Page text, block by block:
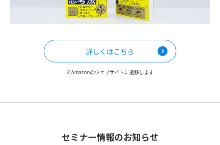
詳しくはこちら
※Amazonのウェブサイトに遷移します
セミナー情報のお知らせ